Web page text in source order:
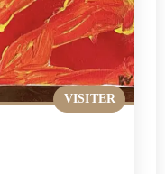
VISITER